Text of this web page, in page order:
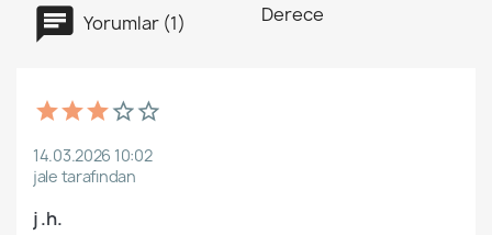
Yorumlar (1) Derece
14.03.2026 10:02
jale tarafından
j .h.